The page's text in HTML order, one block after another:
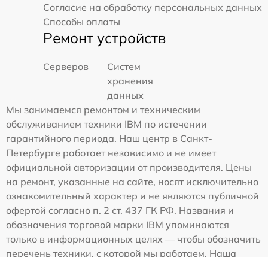
Согласие на обработку персональных данных
Способы оплаты
Ремонт устройств
Серверов
Систем
хранения
данных
Мы занимаемся ремонтом и техническим
обслуживанием техники IBM по истечении
гарантийного периода. Наш центр в Санкт-
Петербурге работает независимо и не имеет
официальной авторизации от производителя. Цены
на ремонт, указанные на сайте, носят исключительно
ознакомительный характер и не являются публичной
офертой согласно п. 2 ст. 437 ГК РФ. Названия и
обозначения торговой марки IBM упоминаются
только в информационных целях — чтобы обозначить
перечень техники, с которой мы работаем. Наша